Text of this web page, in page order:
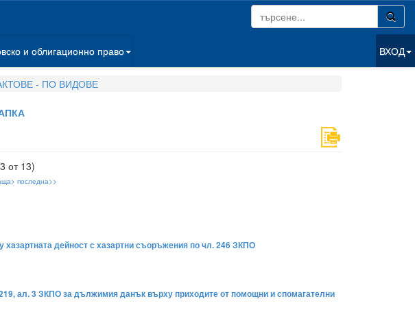
и облигационно право ВХОД
- ПО ВИДОВЕ
от 13)
последна>>
дейност с хазартни съоръжения по чл. 246 ЗКПО
ал. 3 ЗКПО за дължимия данък върху приходите от помощни и спомагателни